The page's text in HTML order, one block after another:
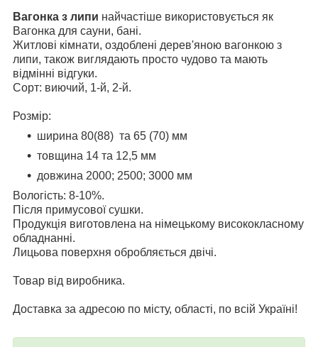
Вагонка з липи найчастіше використовується як
Вагонка для сауни, бані.
Житлові кімнати, оздоблені дерев'яною вагонкою з
липи, також виглядають просто чудово та мають
відмінні відгуки.
Сорт: виючий, 1-й, 2-й.
Розмір:
ширина 80(88) та 65 (70) мм
товщина 14 та 12,5 мм
довжина 2000; 2500; 3000 мм
Вологість: 8-10%.
Після примусової сушки.
Продукція виготовлена ​​на німецькому висококласному
обладнанні.
Лицьова поверхня обробляється двічі.
Товар від виробника.
Доставка за адресою по місту, області, по всій Україні!